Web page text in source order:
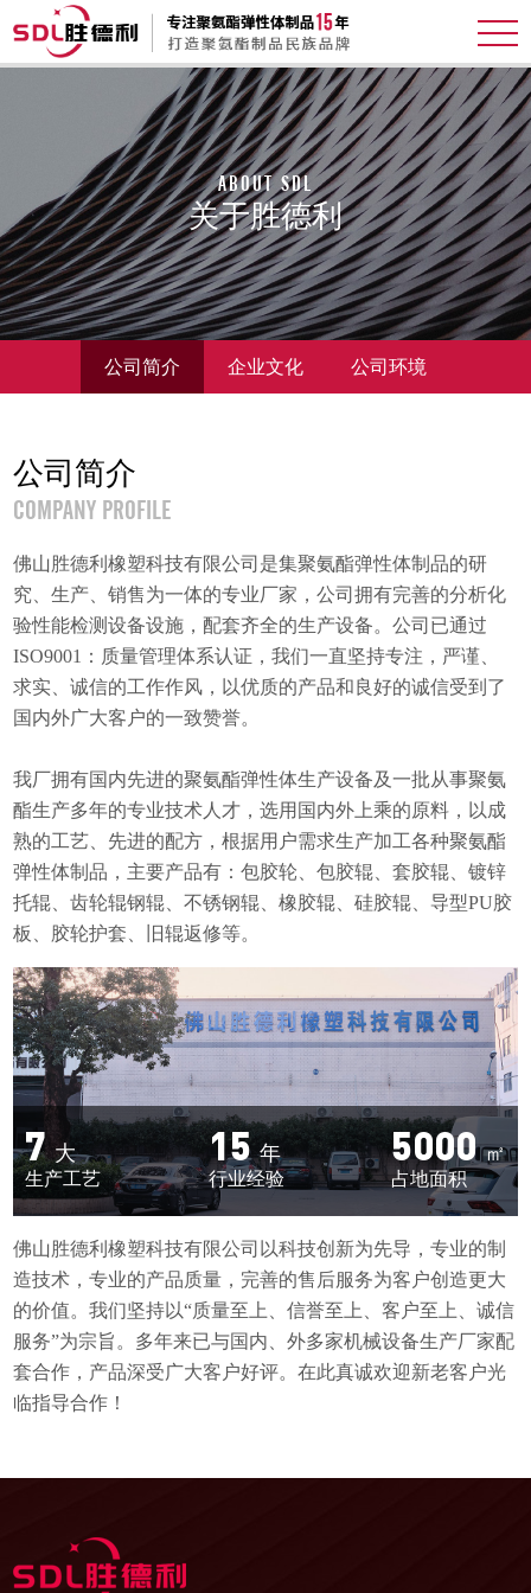
ABOUT SDL
关于胜德利
公司简介 企业文化 公司环境
公司简介
COMPANY PROFILE
佛山胜德利橡塑科技有限公司是集聚氨酯弹性体制品的研
究、生产、销售为一体的专业厂家，公司拥有完善的分析化
验性能检测设备设施，配套齐全的生产设备。公司已通过
ISO9001：质量管理体系认证，我们一直坚持专注，严谨、
求实、诚信的工作作风，以优质的产品和良好的诚信受到了
国内外广大客户的一致赞誉。
我厂拥有国内先进的聚氨酯弹性体生产设备及一批从事聚氨
酯生产多年的专业技术人才，选用国内外上乘的原料，以成
熟的工艺、先进的配方，根据用户需求生产加工各种聚氨酯
弹性体制品，主要产品有：包胶轮、包胶辊、套胶辊、镀锌
托辊、齿轮辊钢辊、不锈钢辊、橡胶辊、硅胶辊、导型PU胶
板、胶轮护套、旧辊返修等。
7
生产工艺
15
行业经验
5000
占地面积
佛山胜德利橡塑科技有限公司以科技创新为先导，专业的制
造技术，专业的产品质量，完善的售后服务为客户创造更大
的价值。我们坚持以“质量至上、信誉至上、客户至上、诚信
服务”为宗旨。多年来已与国内、外多家机械设备生产厂家配
套合作，产品深受广大客户好评。在此真诚欢迎新老客户光
临指导合作！